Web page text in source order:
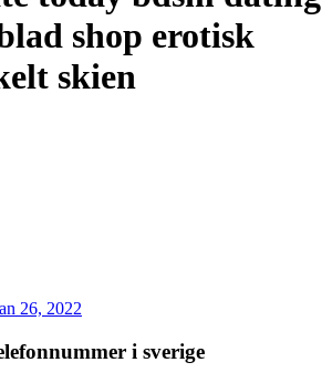
shop erotisk
skien
26, 2022
i sverige